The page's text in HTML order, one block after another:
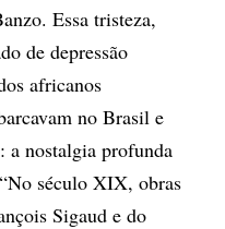
Essa tristeza,
de depressão
africanos
no Brasil e
a nostalgia profunda
século XIX, obras
Sigaud e do